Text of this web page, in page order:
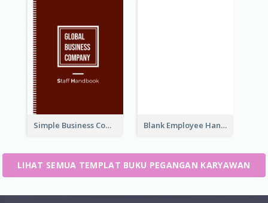
Simple Business Company Employee Handbook Blank Employee Handbook
LIHAT SEMUA TEMPLAT BUKU PEGANGAN KARYAWAN